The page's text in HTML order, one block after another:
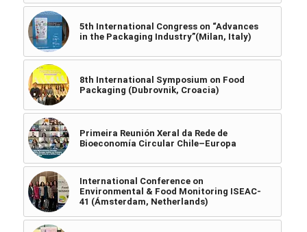
5th International Congress on “Advances
in the Packaging Industry”(Milan, Italy)
8th International Symposium on Food
Packaging (Dubrovnik, Croacia)
Primeira Reunión Xeral da Rede de
Bioeconomía Circular Chile–Europa
International Conference on
Environmental & Food Monitoring ISEAC-
41 (Ámsterdam, Netherlands)